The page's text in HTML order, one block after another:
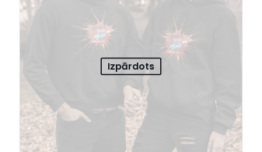
Izpārdots